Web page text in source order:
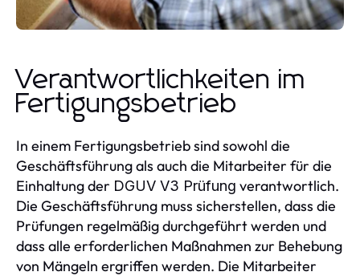
Verantwortlichkeiten im
Fertigungsbetrieb
In einem Fertigungsbetrieb sind sowohl die
Geschäftsführung als auch die Mitarbeiter für die
Einhaltung der DGUV V3 Prüfung verantwortlich.
Die Geschäftsführung muss sicherstellen, dass die
Prüfungen regelmäßig durchgeführt werden und
dass alle erforderlichen Maßnahmen zur Behebung
von Mängeln ergriffen werden. Die Mitarbeiter